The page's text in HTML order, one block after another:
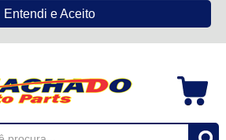
Entendi e Aceito